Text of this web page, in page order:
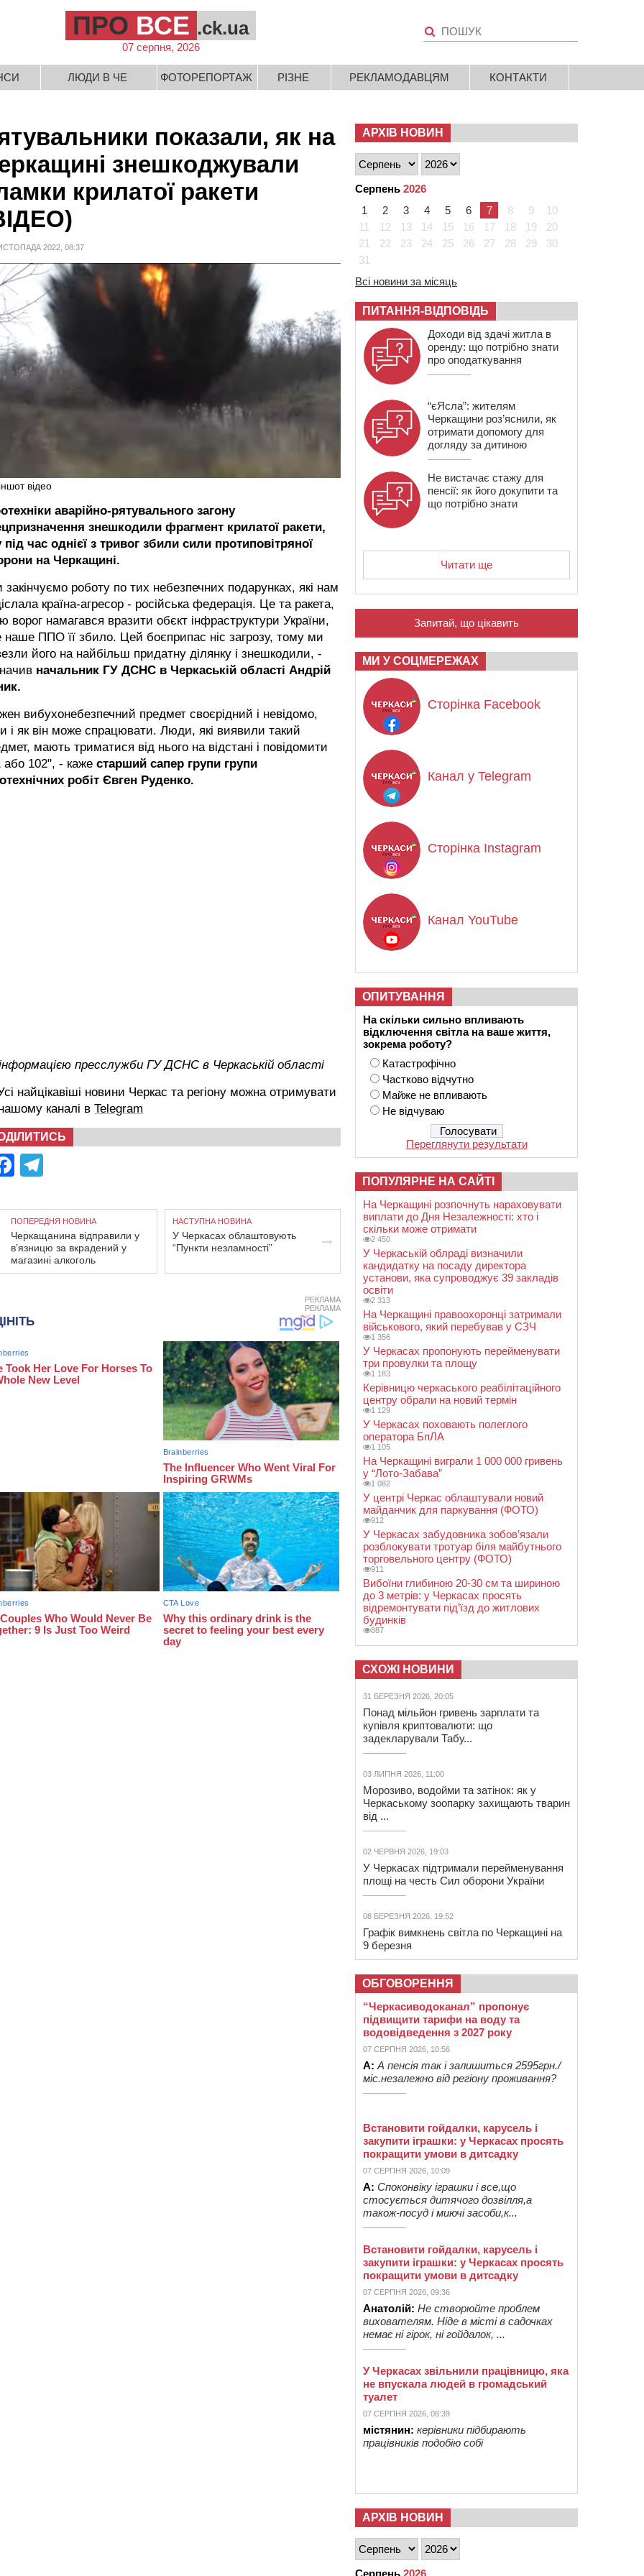
ПРО ВСЕ .ck.ua
07 серпня, 2026
ЛЮДИ В ЧЕ ФОТОРЕПОРТАЖ РІЗНЕ РЕКЛАМОДАВЦЯМ КОНТАКТИ
показали, як на
знешкоджували
крилатої ракети
2022, 08:37
відео
аварійно-рятувального загону
знешкодили фрагмент крилатої ракети,
під час однієї з тривог збили сили протиповітряної
на Черкащині.
роботу по тих небезпечних подарунках, які нам
країна-агресор - російська федерація. Це та ракета,
ворог намагався вразити обєкт інфраструктури України,
наше ППО її збило. Цей боєприпас ніс загрозу, тому ми
його на найбільш придатну ділянку і знешкодили, -
начальник ГУ ДСНС в Черкаській області Андрій
вибухонебезпечний предмет своєрідний і невідомо,
і як він може спрацювати. Люди, які виявили такий
мають триматися від нього на відстані і повідомити
або 102", - каже старший сапер групи групи
робіт Євген Руденко.
пресслужби ГУ ДСНС в Черкаській області
найцікавіші новини Черкас та регіону можна отримувати
каналі в Telegram
Facebook
ПОПЕРЕДНЯ НОВИНА
Черкащанина відправили у
в’язницю за вкрадений у
магазині алкоголь
НАСТУПНА НОВИНА
У Черкасах облаштовують
“Пункти незламності”
РЕКЛАМА
РЕКЛАМА
АРХІВ НОВИН
Серпень 2026
1
2 3 4 5 6 7 8 9
10
11
12 13 14 15 16 17 18 19
20
21
22 23 24 25 26 27 28 29
30
31
Всі новини за місяць
ПИТАННЯ-ВІДПОВІДЬ
Доходи від здачі житла в
оренду: що потрібно знати
про оподаткування
“єЯсла”: жителям
Черкащини роз’яснили, як
отримати допомогу для
догляду за дитиною
Не вистачає стажу для
пенсії: як його докупити та
що потрібно знати
Читати ще
Запитай, що цікавить
МИ У СОЦМЕРЕЖАХ
Сторінка Facebook
Канал у Telegram
Сторінка Instagram
Канал YouTube
ОПИТУВАННЯ
На скільки сильно впливають
відключення світла на ваше життя,
зокрема роботу?
Катастрофічно
Частково відчутно
Майже не впливають
Не відчуваю
Переглянути результати
ПОПУЛЯРНЕ НА САЙТІ
На Черкащині розпочнуть нараховувати
виплати до Дня Незалежності: хто і
скільки може отримати
2 450
У Черкаській облраді визначили
кандидатку на посаду директора
установи, яка супроводжує 39 закладів
освіти
2 313
На Черкащині правоохоронці затримали
військового, який перебував у СЗЧ
1 356
У Черкасах пропонують перейменувати
три провулки та площу
1 183
Керівницю черкаського реабілітаційного
центру обрали на новий термін
1 129
У Черкасах поховають полеглого
оператора БпЛА
1 105
На Черкащині виграли 1 000 000 гривень
у “Лото-Забава”
1 082
У центрі Черкас облаштували новий
майданчик для паркування (ФОТО)
912
У Черкасах забудовника зобов’язали
розблокувати тротуар біля майбутнього
торговельного центру (ФОТО)
911
Вибоїни глибиною 20-30 см та шириною
до 3 метрів: у Черкасах просять
відремонтувати під’їзд до житлових
будинків
887
СХОЖІ НОВИНИ
31 БЕРЕЗНЯ 2026, 20:05
Понад мільйон гривень зарплати та
купівля криптовалюти: що
задекларували Табу...
03 ЛИПНЯ 2026, 11:00
Морозиво, водойми та затінок: як у
Черкаському зоопарку захищають тварин
від ...
02 ЧЕРВНЯ 2026, 19:03
У Черкасах підтримали перейменування
площі на честь Сил оборони України
08 БЕРЕЗНЯ 2026, 19:52
Графік вимкнень світла по Черкащині на
9 березня
ОБГОВОРЕННЯ
“Черкасиводоканал” пропонує
підвищити тарифи на воду та
водовідведення з 2027 року
07 СЕРПНЯ 2026, 10:56
А: А пенсія так і залишиться 2595грн./
міс.незалежно від регіону проживання?
Встановити гойдалки, карусель і
закупити іграшки: у Черкасах просять
покращити умови в дитсадку
07 СЕРПНЯ 2026, 10:09
А: Споконвіку іграшки і все,що
стосується дитячого дозвілля,а
також-посуд і миючі засоби,к...
Встановити гойдалки, карусель і
закупити іграшки: у Черкасах просять
покращити умови в дитсадку
07 СЕРПНЯ 2026, 09:36
Анатолій: Не створюйте проблем
вихователям. Ніде в місті в садочках
немає ні гірок, ні гойдалок, ...
У Черкасах звільнили працівницю, яка
не впускала людей в громадський
туалет
07 СЕРПНЯ 2026, 08:39
містянин: керівники підбирають
працівників подобію собі
АРХІВ НОВИН
Серпень 2026